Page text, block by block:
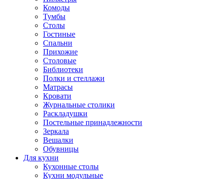
Комоды
Тумбы
Столы
Гостиные
Спальни
Прихожие
Столовые
Библиотеки
Полки и стеллажи
Матрасы
Кровати
Журнальные столики
Раскладушки
Постельные принадлежности
Зеркала
Вешалки
Обувницы
Для кухни
Кухонные столы
Кухни модульные